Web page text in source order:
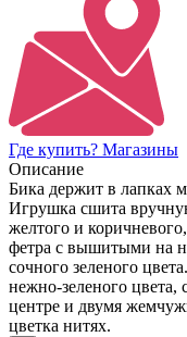
Где купить? Магазины
Описание
Бика держит в лапках
Игрушка сшита
желтого и
фетра с вышитыми на
сочного зеленого
нежно-зеленого
центре и двумя
цветка нитях.